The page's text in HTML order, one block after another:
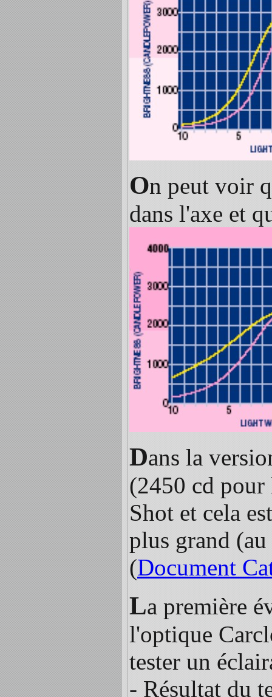
On peut voir
dans l'axe et
Dans la
(2450 cd
Shot et cela
plus grand
(Document
La première
l'optique
tester un
- Résultat du